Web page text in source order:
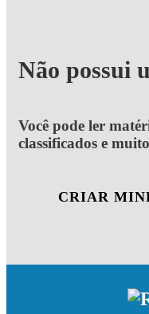
Não possui
Você pode ler
classificados e
CRIAR